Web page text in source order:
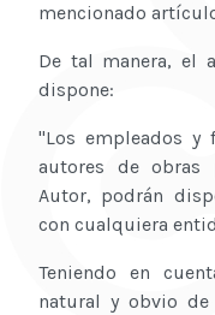
mencionado
De tal manera, el
dispone:
"Los empleados y
autores de obras
Autor, podrán
con cualquiera
Teniendo en
natural y obvio